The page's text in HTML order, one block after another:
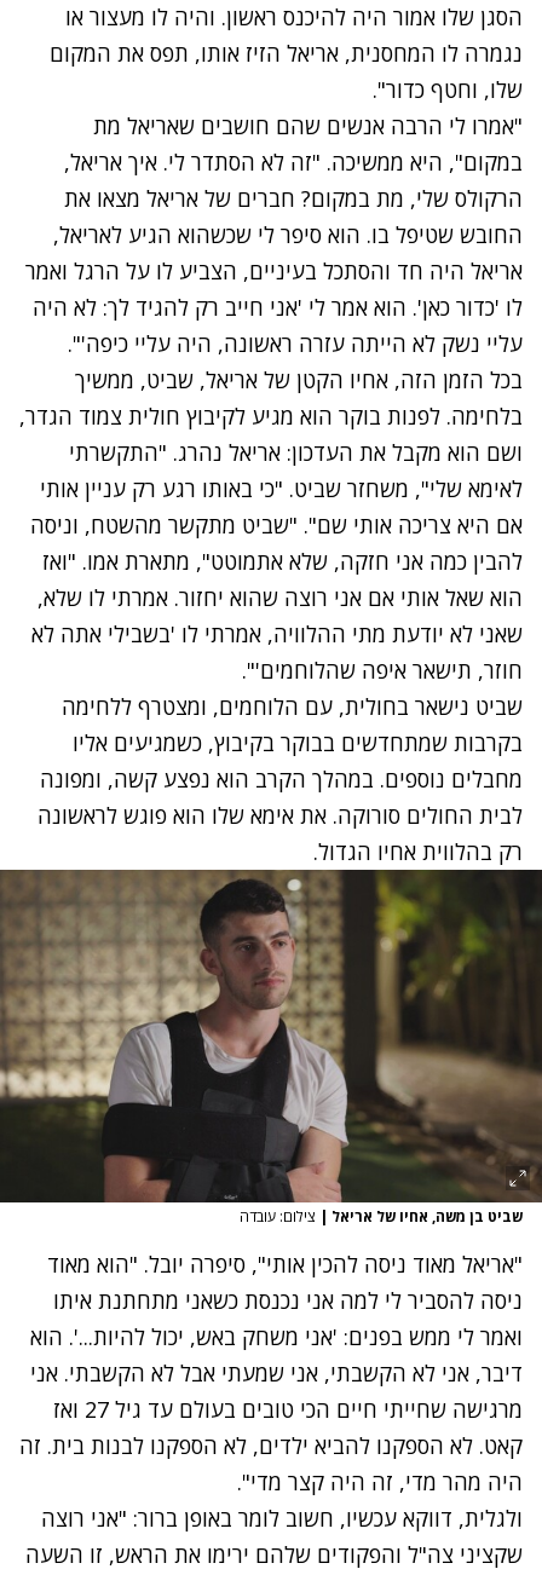
הסגן שלו אמור היה להיכנס ראשון. והיה לו מעצור או
נגמרה לו המחסנית, אריאל הזיז אותו, תפס את המקום
שלו, וחטף כדור".
"אמרו לי הרבה אנשים שהם חושבים שאריאל מת
במקום", היא ממשיכה. "זה לא הסתדר לי. איך אריאל,
הרקולס שלי, מת במקום? חברים של אריאל מצאו את
החובש שטיפל בו. הוא סיפר לי שכשהוא הגיע לאריאל,
אריאל היה חד והסתכל בעיניים, הצביע לו על הרגל ואמר
לו 'כדור כאן'. הוא אמר לי 'אני חייב רק להגיד לך: לא היה
עליי נשק לא הייתה עזרה ראשונה, היה עליי כיפה'".
בכל הזמן הזה, אחיו הקטן של אריאל, שביט, ממשיך
בלחימה. לפנות בוקר הוא מגיע לקיבוץ חולית צמוד הגדר,
ושם הוא מקבל את העדכון: אריאל נהרג. "התקשרתי
לאימא שלי", משחזר שביט. "כי באותו רגע רק עניין אותי
אם היא צריכה אותי שם". "שביט מתקשר מהשטח, וניסה
להבין כמה אני חזקה, שלא אתמוטט", מתארת אמו. "ואז
הוא שאל אותי אם אני רוצה שהוא יחזור. אמרתי לו שלא,
שאני לא יודעת מתי ההלוויה, אמרתי לו 'בשבילי אתה לא
חוזר, תישאר איפה שהלוחמים'".
שביט נישאר בחולית, עם הלוחמים, ומצטרף ללחימה
בקרבות שמתחדשים בבוקר בקיבוץ, כשמגיעים אליו
מחבלים נוספים. במהלך הקרב הוא נפצע קשה, ומפונה
לבית החולים סורוקה. את אימא שלו הוא פוגש לראשונה
רק בהלווית אחיו הגדול.
שביט בן משה, אחיו של אריאל | צילום: עובדה
"אריאל מאוד ניסה להכין אותי", סיפרה יובל. "הוא מאוד
ניסה להסביר לי למה אני נכנסת כשאני מתחתנת איתו
ואמר לי ממש בפנים: 'אני משחק באש, יכול להיות...'. הוא
דיבר, אני לא הקשבתי, אני שמעתי אבל לא הקשבתי. אני
מרגישה שחייתי חיים הכי טובים בעולם עד גיל 27 ואז
קאט. לא הספקנו להביא ילדים, לא הספקנו לבנות בית. זה
היה מהר מדי, זה היה קצר מדי".
ולגלית, דווקא עכשיו, חשוב לומר באופן ברור: "אני רוצה
שקציני צה"ל והפקודים שלהם ירימו את הראש, זו השעה